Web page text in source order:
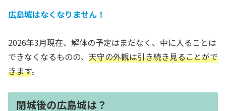
広島城はなくなりません！
2026年3月現在、解体の予定はまだなく、中に入ることは
できなくなるものの、 天守の外観は引き続き見ることがで
きます。
閉城後の広島城は？